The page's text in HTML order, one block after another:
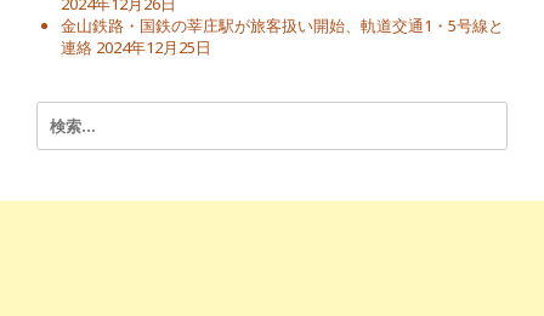
金山鉄路・国鉄の莘庄駅が旅客扱い開始、軌道交通1・5号線と
連絡 2024年12月25日
索: